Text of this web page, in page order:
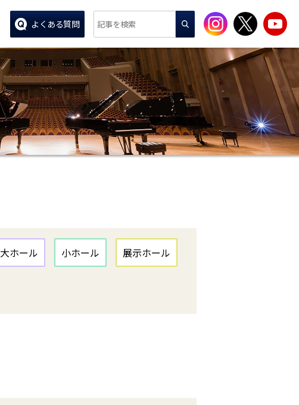
よくある質問
大ホール 小ホール 展示ホール